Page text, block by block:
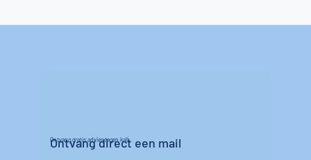
Ontvang gratis advies tegen kalk
Ontvang direct een mail